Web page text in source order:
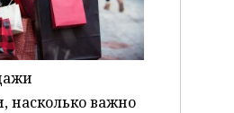
насколько важно